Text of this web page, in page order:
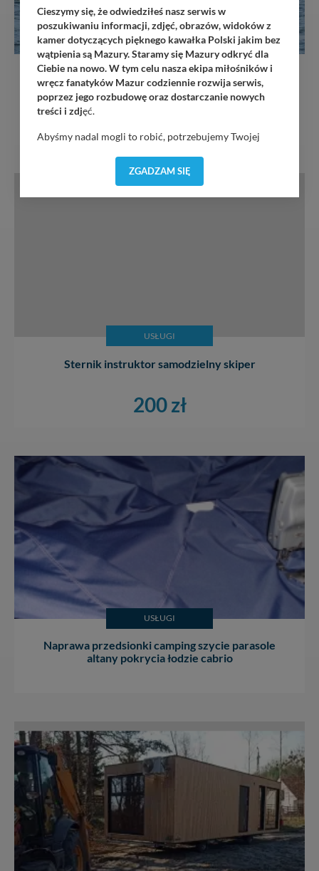
USŁUGI
Rejsy luksusowym Windy 900 (8-9 osób)
USŁUGI
Sternik instruktor samodzielny skiper
200 zł
USŁUGI
Naprawa przedsionki camping szycie parasole
altany pokrycia łodzie cabrio
Cieszymy się, że odwiedziłeś nasz serwis w
poszukiwaniu informacji, zdjęć, obrazów, widoków z
kamer dotyczących pięknego kawałka Polski jakim bez
wątpienia są Mazury. Staramy się Mazury odkryć dla
Ciebie na nowo. W tym celu nasza ekipa miłośników i
wręcz fanatyków Mazur codziennie rozwija serwis,
poprzez jego rozbudowę oraz dostarczanie nowych
treści i zdjęć.
Abyśmy nadal mogli to robić, potrzebujemy Twojej
dostosować do Twoich preferencji. Twoje dane (w tym
pliki cookies) będą zapisywane w celu usprawnienia
Nasz serwis nie wykorzystuje oraz nie udostępnia
Twoich danych innym podmiotom oraz osobom
danych z formularza kontaktowego, przekazanie danych
Administratorem Twoich danych jest: Agencja
Reklamowa Kreacja Monika Borkowska, z siedzibą ul.
Wiejska 17, 11-500 Giżycko. Możesz z nami
skontaktować się za pośrednictwem tej
strony.
W każdej chwili możesz: zażądać dostępu do swoich
danych, zażądać ich poprawienia lub usunięcia,
zabronić ich przetwarzania. Pamiętaj jednak, że nie
zawsze jest możliwe techniczne zrealizowanie Twoich
praw w odniesieniu do informacji zawartych w plikach
cookies. Twoja przeglądarka umożliwia Ci skasowanie
tych plików - w pewnych przypadkach nie możemy tego
zrobić za Ciebie.
Dziękujemy, i życzmy miłego odkrywania Mazur na
ZGADZAM SIĘ